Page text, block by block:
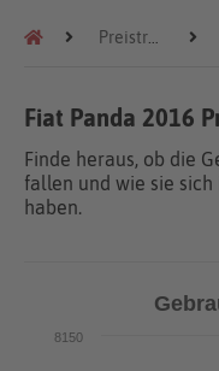
Preistrends
Fiat Panda 2016
Finde heraus, ob die
fallen und wie sie
haben.
8150